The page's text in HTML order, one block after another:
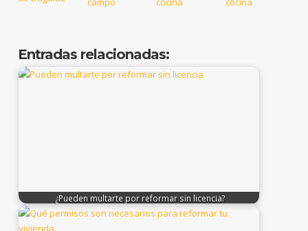
Entradas relacionadas:
¿Pueden multarte por reformar sin licencia?